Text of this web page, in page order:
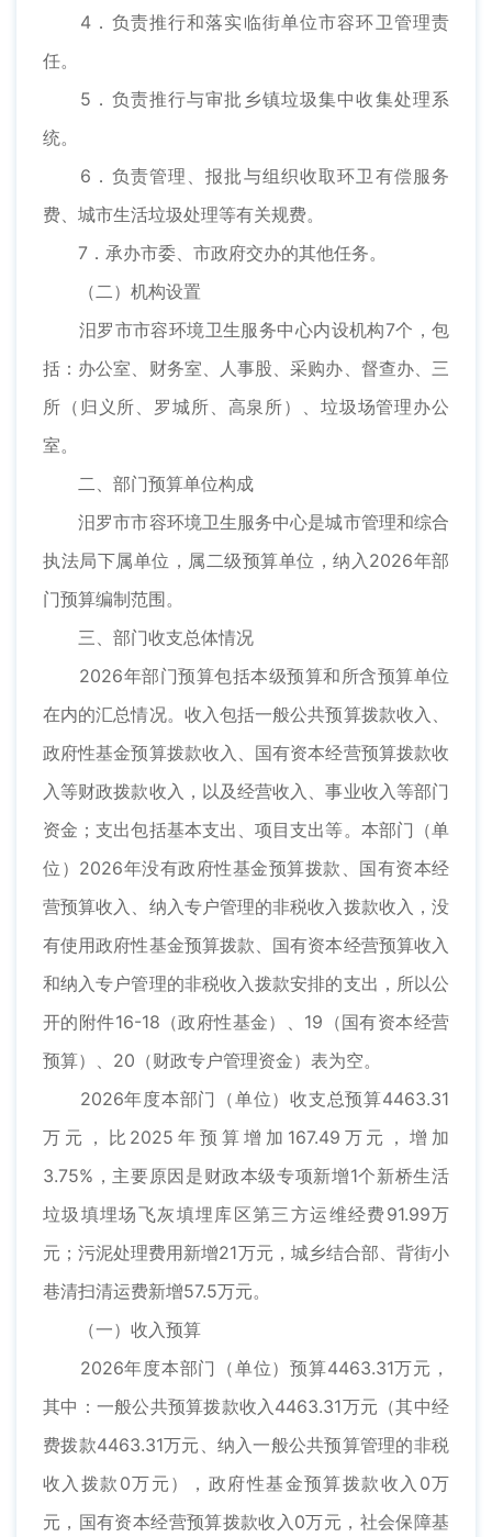
4．负责推行和落实临街单位市容环卫管理责
任。
5．负责推行与审批乡镇垃圾集中收集处理系
统。
6．负责管理、报批与组织收取环卫有偿服务
费、城市生活垃圾处理等有关规费。
7．承办市委、市政府交办的其他任务。
（二）机构设置
汨罗市市容环境卫生服务中心内设机构7个，包
括：办公室、财务室、人事股、采购办、督查办、三
所（归义所、罗城所、高泉所）、垃圾场管理办公
室。
二、部门预算单位构成
汨罗市市容环境卫生服务中心是城市管理和综合
执法局下属单位，属二级预算单位，纳入2026年部
门预算编制范围。
三、部门收支总体情况
2026年部门预算包括本级预算和所含预算单位
在内的汇总情况。收入包括一般公共预算拨款收入、
政府性基金预算拨款收入、国有资本经营预算拨款收
入等财政拨款收入，以及经营收入、事业收入等部门
资金；支出包括基本支出、项目支出等。本部门（单
位）2026年没有政府性基金预算拨款、国有资本经
营预算收入、纳入专户管理的非税收入拨款收入，没
有使用政府性基金预算拨款、国有资本经营预算收入
和纳入专户管理的非税收入拨款安排的支出，所以公
开的附件16-18（政府性基金）、19（国有资本经营
预算）、20（财政专户管理资金）表为空。
2026年度本部门（单位）收支总预算4463.31
万元，比2025年预算增加167.49万元，增加
3.75%，主要原因是财政本级专项新增1个新桥生活
垃圾填埋场飞灰填埋库区第三方运维经费91.99万
元；污泥处理费用新增21万元，城乡结合部、背街小
巷清扫清运费新增57.5万元。
（一）收入预算
2026年度本部门（单位）预算4463.31万元，
其中：一般公共预算拨款收入4463.31万元（其中经
费拨款4463.31万元、纳入一般公共预算管理的非税
收入拨款0万元），政府性基金预算拨款收入0万
元，国有资本经营预算拨款收入0万元，社会保障基